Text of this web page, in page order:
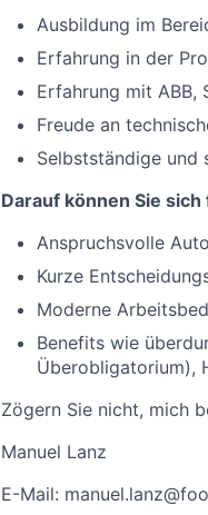
Ausbildung im
Erfahrung in der
Erfahrung mit ABB,
Freude an
Selbstständige
Darauf können Sie
Anspruchsvolle
Kurze
Moderne
Benefits wie
Überobligatorium),
Zögern Sie nicht, mich
Manuel Lanz
E-Mail: